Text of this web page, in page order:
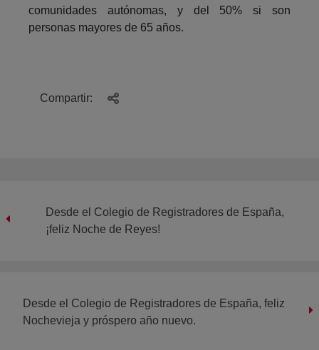
comunidades autónomas, y del 50% si son
personas mayores de 65 años.
Compartir:
Desde el Colegio de Registradores de España,
¡feliz Noche de Reyes!
Desde el Colegio de Registradores de España, feliz
Nochevieja y próspero año nuevo.